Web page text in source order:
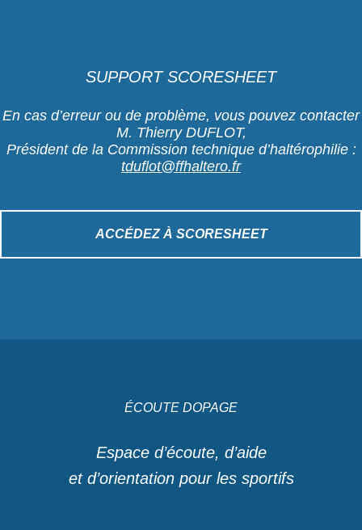
SUPPORT SCORESHEET
En cas d’erreur ou de problème, vous pouvez contacter
M. Thierry DUFLOT,
Président de la Commission technique d’haltérophilie :
tduflot@ffhaltero.fr
ACCÉDEZ À SCORESHEET
ÉCOUTE DOPAGE
Espace d’écoute, d’aide
et d’orientation pour les sportifs